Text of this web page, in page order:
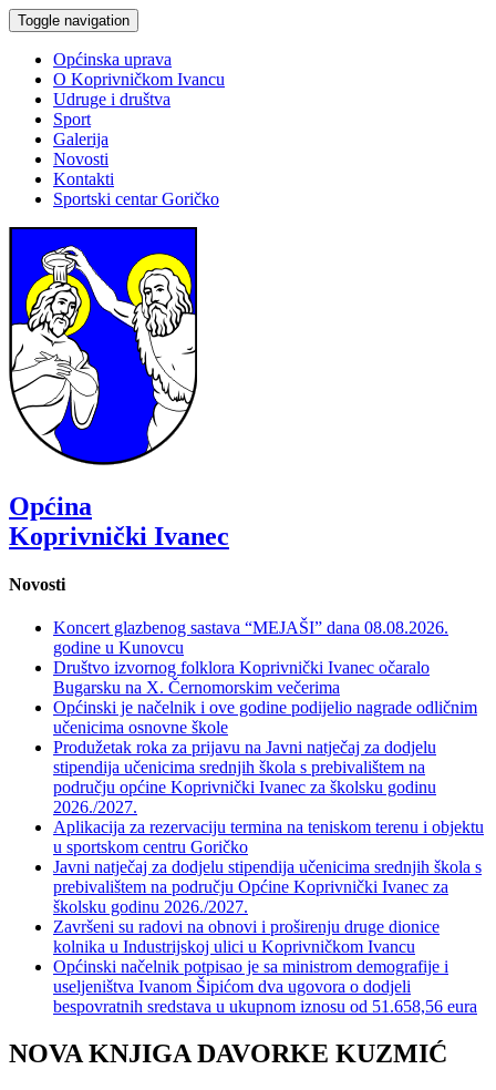
Toggle navigation
Općinska uprava
O Koprivničkom Ivancu
Udruge i društva
Sport
Galerija
Novosti
Kontakti
Sportski centar Goričko
Općina
Koprivnički Ivanec
Novosti
Koncert glazbenog sastava “MEJAŠI” dana 08.08.2026.
godine u Kunovcu
Društvo izvornog folklora Koprivnički Ivanec očaralo
Bugarsku na X. Černomorskim večerima
Općinski je načelnik i ove godine podijelio nagrade odličnim
učenicima osnovne škole
Produžetak roka za prijavu na Javni natječaj za dodjelu
stipendija učenicima srednjih škola s prebivalištem na
području općine Koprivnički Ivanec za školsku godinu
2026./2027.
Aplikacija za rezervaciju termina na teniskom terenu i objektu
u sportskom centru Goričko
Javni natječaj za dodjelu stipendija učenicima srednjih škola s
prebivalištem na području Općine Koprivnički Ivanec za
školsku godinu 2026./2027.
Završeni su radovi na obnovi i proširenju druge dionice
kolnika u Industrijskoj ulici u Koprivničkom Ivancu
Općinski načelnik potpisao je sa ministrom demografije i
useljeništva Ivanom Šipićom dva ugovora o dodjeli
bespovratnih sredstava u ukupnom iznosu od 51.658,56 eura
NOVA KNJIGA DAVORKE KUZMIĆ